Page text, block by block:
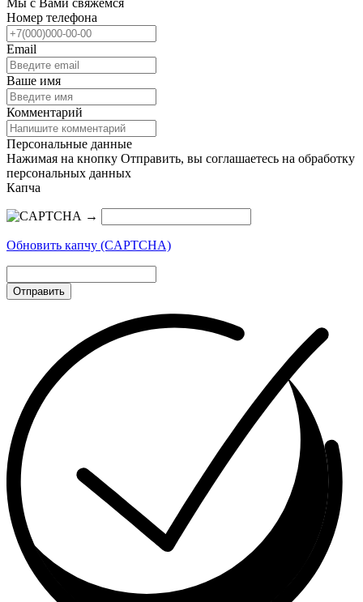
Мы с Вами свяжемся
Номер телефона
Email
Ваше имя
Комментарий
Персональные данные
Нажимая на кнопку Отправить, вы соглашаетесь на обработку
персональных данных
Капча
→
Обновить капчу (CAPTCHA)
Отправить